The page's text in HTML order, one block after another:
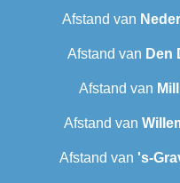
Afstand van
Afstand van Den
Afstand van Mill
Afstand van
Afstand van 's-